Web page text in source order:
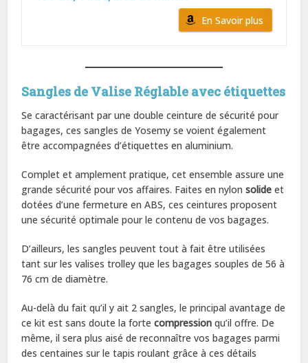
En Savoir plus
Sangles de Valise Réglable avec étiquettes
Se caractérisant par une double ceinture de sécurité pour
bagages, ces sangles de Yosemy se voient également
être accompagnées d’étiquettes en aluminium.
Complet et amplement pratique, cet ensemble assure une
grande sécurité pour vos affaires. Faites en nylonsolide et
dotées d’une fermeture en ABS, ces ceintures proposent
une sécurité optimale pour le contenu de vos bagages.
D’ailleurs, les sangles peuvent tout à fait être utilisées
tant sur les valises trolley que les bagages souples de 56 à
76 cm de diamètre.
Au-delà du fait qu’il y ait 2 sangles, le principal avantage de
ce kit est sans doute la fortecompression qu’il offre. De
même, il sera plus aisé de reconnaître vos bagages parmi
des centaines sur le tapis roulant grâce à ces détails